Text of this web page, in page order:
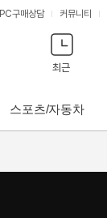
최근
PC구매상담 커뮤니티
스포츠/자동차